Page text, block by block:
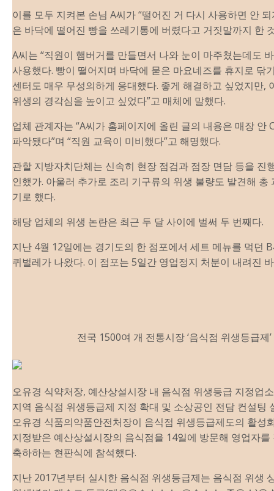
이를 모두 지켜본 손님 A씨가 “떨어진 거 다시 사용하면 안
은 바닥에 떨어진 빵을 쓰레기통에 버렸다고 거짓말까지 한
A씨는 “직원이 햄버거를 만들면서 나와 눈이 마주쳤는데도
사용했다. 빵이 떨어지며 바닥에 묻은 마요네즈를 휴지로 닦
센터도 매우 무성의하게 응대했다. 좋게 해결하고 싶었지만,
위생의 경각심을 높이고 싶었다”고 매체에 말했다.
업체 관계자는 “A씨가 홈페이지에 올린 글의 내용은 매장 안
파악됐다”며 “직원 교육이 미비했다”고 해명했다.
관할 지방자치단체는 신속히 현장 점검과 점장 면담 등을 진
인했가. 아울러 추가로 조리 기구류의 위생 불량도 발견해
기로 했다.
해당 업체의 위생 논란은 최근 두 달 사이에 벌써 두 번째다.
지난 4월 12일에는 경기도의 한 점포에서 세트 메뉴를 먹던
퀴벌레가 나왔다. 이 점포는 5일간 영업정지 처분이 내려진
전국 1500여 개 전통시장 ‘음식점 위생등급제
오유경 식약처장, 예산상설시장 내 음식점 위생등급 지정업
​​​​​​​지역 음식점 위생등급제 지정 확대 및 소상공인 전담 컨설팅
오유경 식품의약품안전처장이 음식점 위생등급제도의 활성
지정받은 예산상설시장의 음식점을 14일에 방문해 영업자
축하하는 현판식에 참석했다.
지난 2017년부터 실시한 음식점 위생등급제는 음식점 위생